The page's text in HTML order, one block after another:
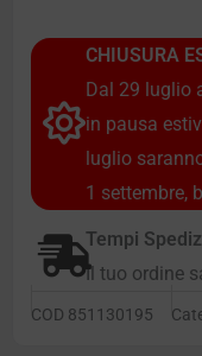
CHIUSURA
Dal 29 luglio
in pausa
luglio
1 settembre,
Tempi
Il tuo ordine
COD 851130195